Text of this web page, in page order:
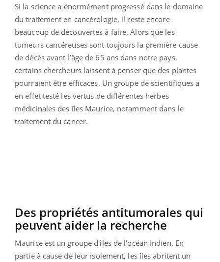
Si la science a énormément progressé dans le domaine
du traitement en cancérologie, il reste encore
beaucoup de découvertes à faire. Alors que les
tumeurs cancéreuses sont toujours la première cause
de décès avant l’âge de 65 ans dans notre pays,
certains chercheurs laissent à penser que des plantes
pourraient être efficaces. Un groupe de scientifiques a
en effet testé les vertus de différentes herbes
médicinales des îles Maurice, notamment dans le
traitement du cancer.
Des propriétés antitumorales qui
peuvent aider la recherche
Maurice est un groupe d'îles de l'océan Indien. En
partie à cause de leur isolement, les îles abritent un